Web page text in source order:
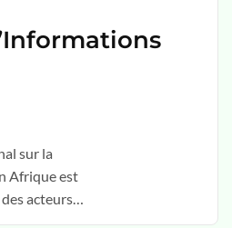
sur la
Afrique est
acteurs